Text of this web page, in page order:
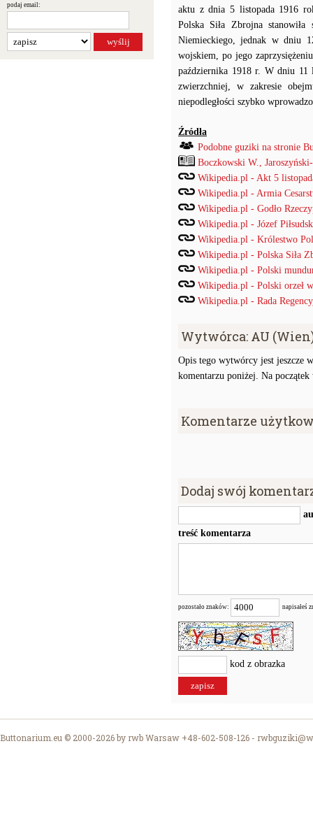
podaj email:
aktu z dnia 5 listopada 1916
Polska Siła Zbrojna stanowiła
Niemieckiego, jednak w dniu
wojskiem, po jego
października 1918 r. W dniu 11
zwierzchniej, w zakresie
niepodległości szybko
Źródła
Podobne guziki na stronie
Boczkowski W.,
Wikipedia.pl - Akt 5
Wikipedia.pl - Armia
Wikipedia.pl - Godło
Wikipedia.pl - Józef
Wikipedia.pl - Królestwo
Wikipedia.pl - Polska Siła
Wikipedia.pl - Polski
Wikipedia.pl - Polski orzeł
Wikipedia.pl - Rada
Wytwórca: AU
Opis tego wytwórcy jest jeszcze
komentarzu poniżej. Na
Komentarze
Dodaj swój
treść komentarza
pozostało znaków: napisałeś
kod z obrazka
Buttonarium.eu © 2000-2026 by rwb Warsaw +48-602-508-126 -